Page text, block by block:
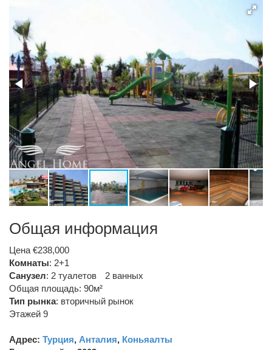
Общая информация
Цена €238,000
Комнаты: 2+1
Санузел: 2 туалетов
2 ванных
Общая площадь: 90м²
Тип рынка: вторичный рынок
Этажей 9
Адрес: Турция, Анталия, Коньяалты